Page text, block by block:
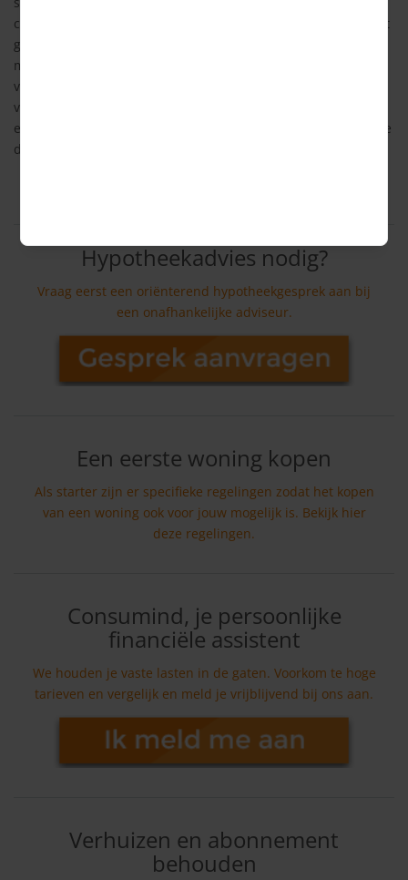
concurrentie zorgen ervoor dat meer kopers zich op de markt
gaan begeven. Zowel de woningnood als de huidige gunstige
marktomstandigheden zorgen ervoor dat verkopers hun huis
voor hoge bedragen kunnen verkopen. De gemiddelde
vraagprijs van een geschikt startershuis bedraagt nu 365.000
euro. Experts verwachten door de aanhoudende concurrentie
dat de huizenprijzen de komende tijd zullen blijven stijgen.
Hypotheekadvies nodig?
Vraag eerst een oriënterend hypotheekgesprek aan bij
een onafhankelijke adviseur.
Een eerste woning kopen
Als starter zijn er specifieke regelingen zodat het kopen
van een woning ook voor jouw mogelijk is. Bekijk hier
deze regelingen.
Consumind, je persoonlijke
financiële assistent
We houden je vaste lasten in de gaten. Voorkom te hoge
tarieven en vergelijk en meld je vrijblijvend bij ons aan.
Verhuizen en abonnement
behouden